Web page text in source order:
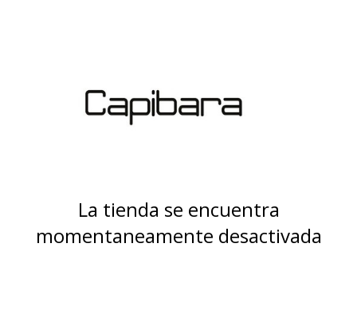
La tienda se encuentra
momentaneamente desactivada